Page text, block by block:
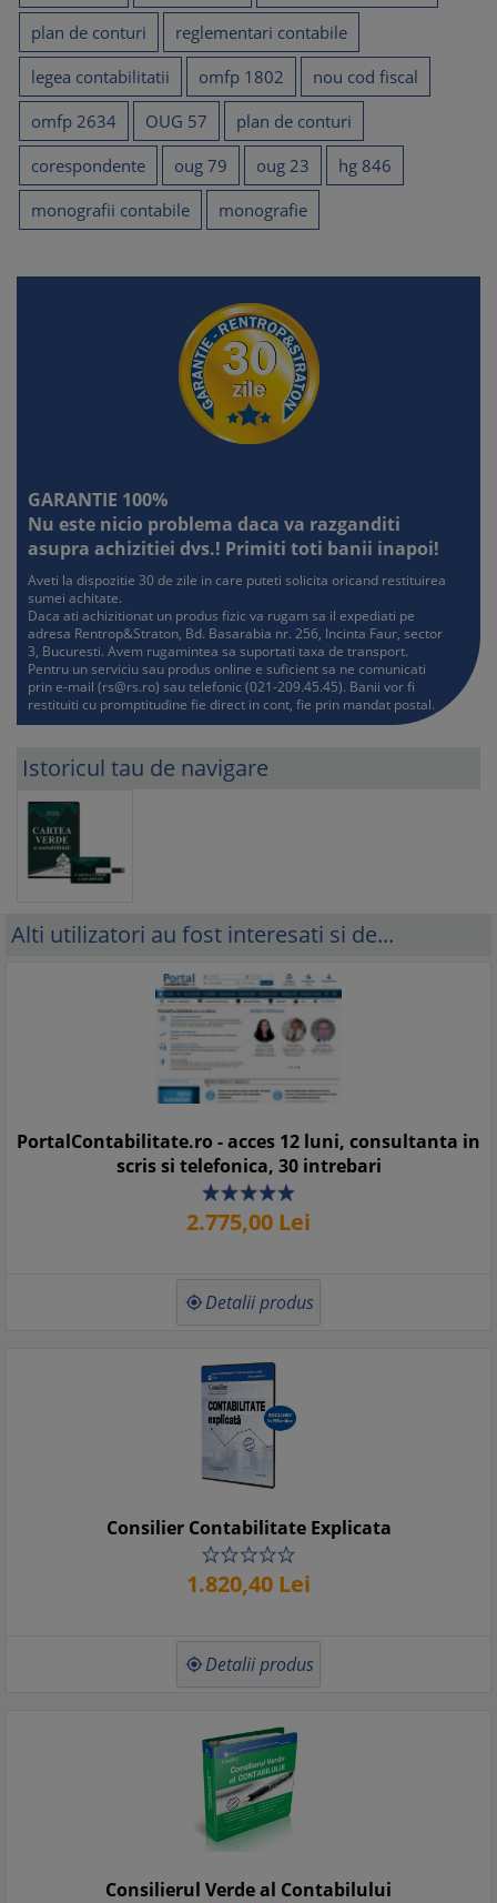
plan de conturi
reglementari contabile
legea contabilitatii
omfp 1802
nou cod fiscal
omfp 2634
OUG 57
plan de conturi
corespondente
oug 79 oug 23
hg 846
monografii contabile
monografie
GARANTIE 100%
Nu este nicio problema daca va razganditi
asupra achizitiei dvs.! Primiti toti banii inapoi!
Aveti la dispozitie 30 de zile in care puteti solicita oricand restituirea
sumei achitate.
Daca ati achizitionat un produs fizic va rugam sa il expediati pe
adresa Rentrop&Straton, Bd. Basarabia nr. 256, Incinta Faur, sector
3, Bucuresti. Avem rugamintea sa suportati taxa de transport.
Pentru un serviciu sau produs online e suficient sa ne comunicati
prin e-mail (rs@rs.ro) sau telefonic (021-209.45.45). Banii vor fi
restituiti cu promptitudine fie direct in cont, fie prin mandat postal.
Istoricul tau de navigare
Alti utilizatori au fost interesati si de...
PortalContabilitate.ro - acces 12 luni, consultanta in
scris si telefonica, 30 intrebari
2.775,00 Lei
 Detalii produs
Consilier Contabilitate Explicata
1.820,40 Lei
 Detalii produs
Consilierul Verde al Contabilului